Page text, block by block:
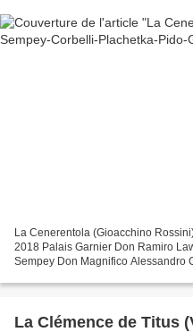
La Cenerentola (Gioacchino
2018 Palais Garnier Don Ramiro
Sempey Don Magnifico Alessandro
La Clémence de Titus